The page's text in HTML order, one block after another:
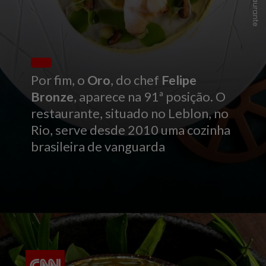
Por fim, o Oro, do chef Felipe
Bronze, aparece na 91ª posição. O
restaurante, situado no Leblon, no
Rio, serve desde 2010 uma cozinha
brasileira de vanguarda